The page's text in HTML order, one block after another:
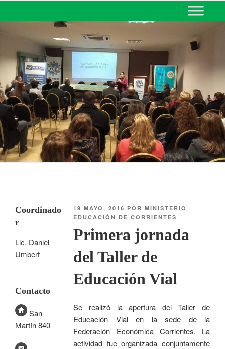
MINISTERIO DE EDUCACIÓN
DE CORRIENTES
19 MAYO, 2016 PORMINISTERIO
EDUCACIÓN DE CORRIENTES
Primera jornada
del Taller de
Educación Vial
Se realizó la apertura del Taller de
Educación Vial en la sede de la
Federación Económica Corrientes. La
actividad fue organizada conjuntamente
Coordinado
r
Lic. Daniel
Umbert
Contacto
San
Martín 840